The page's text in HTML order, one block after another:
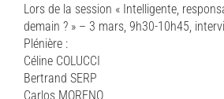
Lors de la session « Intelligente,
demain ? » – 3 mars, 9h30-10h45,
Plénière :
Céline COLUCCI
Bertrand SERP
Carlos MORENO